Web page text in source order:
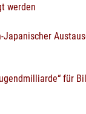
werden
Japanischer
für